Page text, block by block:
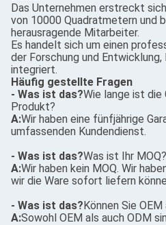
Das Unternehmen erstreckt
von 10000 Quadratmetern und
herausragende Mitarbeiter.
Es handelt sich um einen
der Forschung und
integriert.
Häufig gestellte Fragen
- Was ist das?Wie lange ist
Produkt?
A:Wir haben eine fünfjährige
umfassenden Kundendienst.
- Was ist das?Was ist Ihr MOQ?
A:Wir haben kein MOQ. Wir
wir die Ware sofort liefern
- Was ist das?Können Sie
A:Sowohl OEM als auch ODM